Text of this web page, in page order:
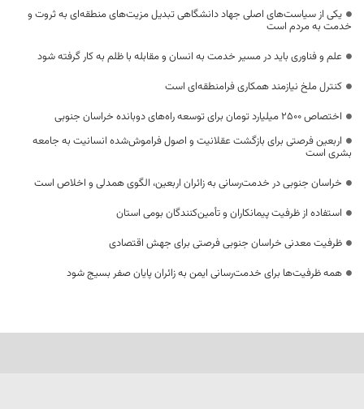
یکی از سیاست‌های اصلی جهاد دانشگاهی تبدیل مزیت‌های منطقه‌ای به ثروت و
خدمت به مردم است
علم و فناوری باید در مسیر خدمت به انسان و مقابله با ظلم به کار گرفته شود
کنترل ملخ نیازمند همکاری فرامنطقه‌ای است
اختصاص 2500 میلیارد تومان برای توسعه راه‌های دوبانده خراسان جنوبی
اربعین فرصتی برای بازگشت عقلانیت و اصول فراموش‌شده انسانیت به جامعه
بشری است
خراسان جنوبی در خدمت‌رسانی به زائران اربعین، الگوی همدلی و اخلاص است
استفاده از ظرفیت پیمانکاران و تأمین‌کنندگان بومی استان
ظرفیت معدنی خراسان جنوبی فرصتی برای جهش اقتصادی
همه ظرفیت‌ها برای خدمت‌رسانی ایمن به زائران پایان صفر بسیج شود